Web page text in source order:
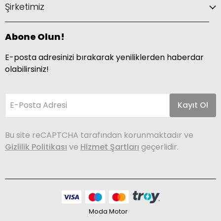
Şirketimiz
Abone Olun!
E-posta adresinizi bırakarak yeniliklerden haberdar
olabilirsiniz!
E-Posta Adresi Kayıt Ol
Bu site reCAPTCHA tarafından korunmaktadır ve
Gizlilik Politikası ve Hizmet Şartları geçerlidir.
Moda Motor